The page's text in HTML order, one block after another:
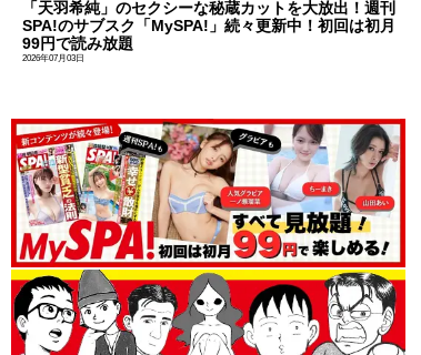
「天羽希純」のセクシーな秘蔵カットを大放出！週刊
SPA!のサブスク「MySPA!」続々更新中！初回は初月
99円で読み放題
2026年07月03日